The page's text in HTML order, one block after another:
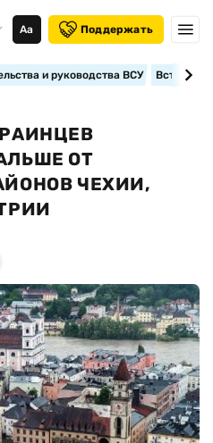
Аа Поддержать
и руководства ВСУ
ОТ
ЧЕХИИ,